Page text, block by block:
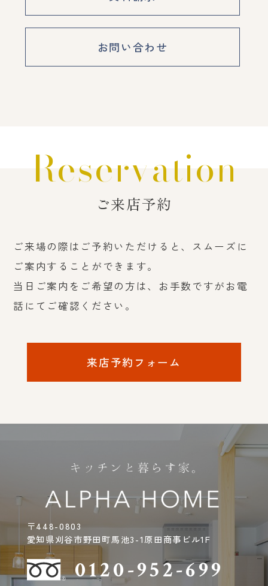
お問い合わせ
Reservation
ご来店予約
ご来場の際はご予約いただけると、スムーズに
ご案内することができます。
当日ご案内をご希望の方は、お手数ですがお電
話にてご確認ください。
来店予約フォーム
〒448-0803
愛知県刈谷市野田町馬池3-1原田商事ビル1F
0120-952-699